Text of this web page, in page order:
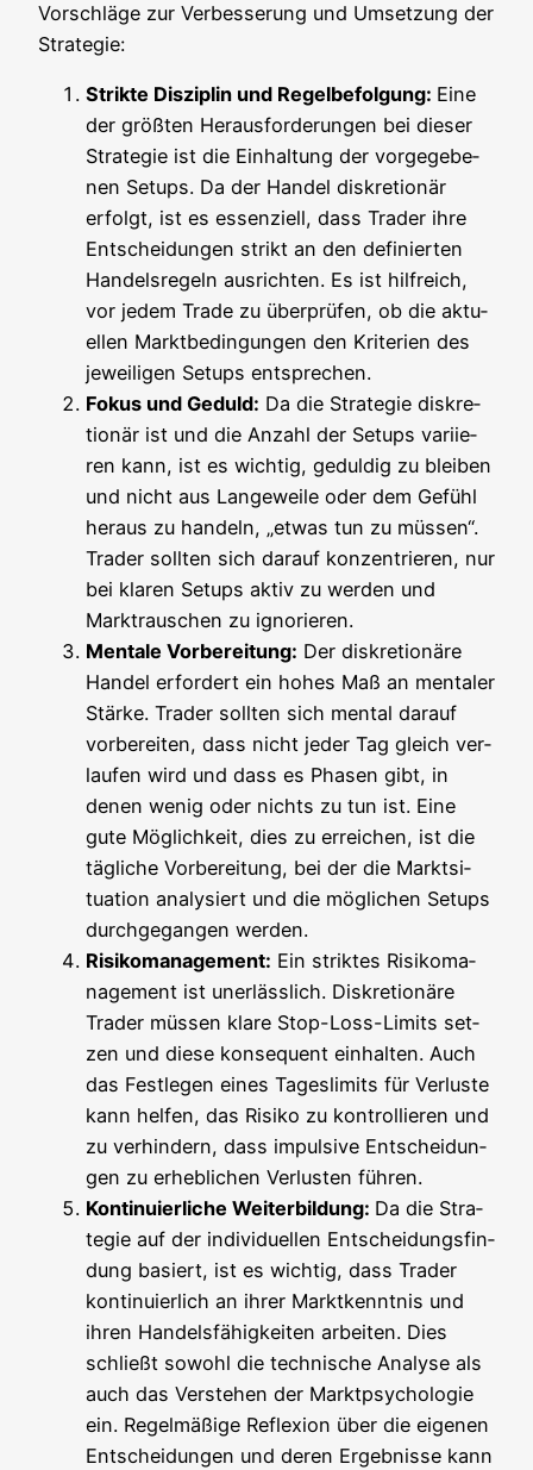
Vor­schlä­ge zur Ver­bes­se­rung und Umset­zung der
Strategie:
Strik­te Dis­zi­plin und Regel­be­fol­gung: Eine
der größ­ten Her­aus­for­de­run­gen bei die­ser
Stra­te­gie ist die Ein­hal­tung der vor­ge­ge­be­
nen Set­ups. Da der Han­del dis­kre­tio­när
erfolgt, ist es essen­zi­ell, dass Trader ihre
Ent­schei­dun­gen strikt an den defi­nier­ten
Han­dels­re­geln aus­rich­ten. Es ist hilf­reich,
vor jedem Trade zu über­prü­fen, ob die aktu­
el­len Markt­be­din­gun­gen den Kri­te­ri­en des
jewei­li­gen Set­ups entsprechen.
Fokus und Geduld: Da die Stra­te­gie dis­kre­
tio­när ist und die Anzahl der Set­ups vari­ie­
ren kann, ist es wich­tig, gedul­dig zu blei­ben
und nicht aus Lan­ge­wei­le oder dem Gefühl
her­aus zu han­deln, „etwas tun zu müs­sen“.
Trader soll­ten sich dar­auf kon­zen­trie­ren, nur
bei kla­ren Set­ups aktiv zu wer­den und
Markt­rau­schen zu ignorieren.
Men­ta­le Vor­be­rei­tung: Der dis­kre­tio­nä­re
Han­del erfor­dert ein hohes Maß an men­ta­ler
Stär­ke. Trader soll­ten sich men­tal dar­auf
vor­be­rei­ten, dass nicht jeder Tag gleich ver­
lau­fen wird und dass es Pha­sen gibt, in
denen wenig oder nichts zu tun ist. Eine
gute Mög­lich­keit, dies zu errei­chen, ist die
täg­li­che Vor­be­rei­tung, bei der die Markt­si­
tua­ti­on ana­ly­siert und die mög­li­chen Set­ups
durch­ge­gan­gen werden.
Risi­ko­ma­nage­ment: Ein strik­tes Risi­ko­ma­
nage­ment ist uner­läss­lich. Dis­kre­tio­nä­re
Trader müs­sen kla­re Stop-Loss-Limits set­
zen und die­se kon­se­quent ein­hal­ten. Auch
das Fest­le­gen eines Tages­li­mits für Ver­lus­te
kann hel­fen, das Risi­ko zu kon­trol­lie­ren und
zu ver­hin­dern, dass impul­si­ve Ent­schei­dun­
gen zu erheb­li­chen Ver­lus­ten führen.
Kon­ti­nu­ier­li­che Wei­ter­bil­dung: Da die Stra­
te­gie auf der indi­vi­du­el­len Ent­schei­dungs­fin­
dung basiert, ist es wich­tig, dass Trader
kon­ti­nu­ier­lich an ihrer Markt­kennt­nis und
ihren Han­dels­fä­hig­kei­ten arbei­ten. Dies
schließt sowohl die tech­ni­sche Ana­ly­se als
auch das Ver­ste­hen der Markt­psy­cho­lo­gie
ein. Regel­mä­ßi­ge Refle­xi­on über die eige­nen
Ent­schei­dun­gen und deren Ergeb­nis­se kann